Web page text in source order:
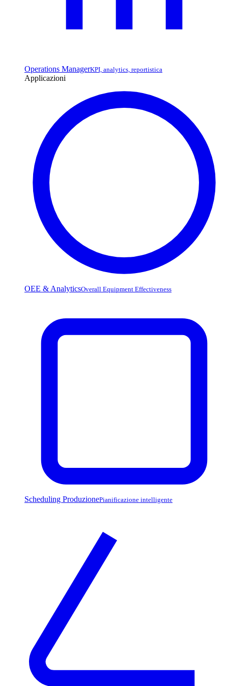
Operations ManagerKPI, analytics, reportistica
Applicazioni
OEE & AnalyticsOverall Equipment Effectiveness
Scheduling ProduzionePianificazione intelligente